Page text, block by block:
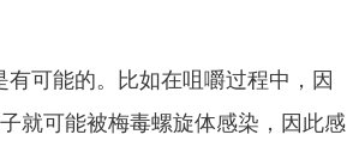
可能的。
比如在咀嚼过程中，因
就可能被梅毒螺旋体感染，因此感